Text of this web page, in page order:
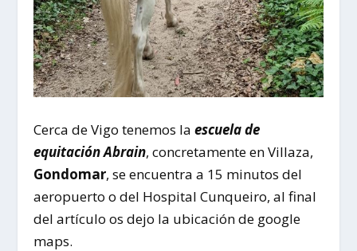
Cerca de Vigo tenemos laescuela de
equitación Abrain, concretamente en Villaza,
Gondomar, se encuentra a 15 minutos del
aeropuerto o del Hospital Cunqueiro, al final
del artículo os dejo la ubicación de google
maps.